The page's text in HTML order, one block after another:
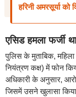
हरिनी अमरसूर्या को
एसिड हमला फर्जी
पुलिस के मुताबिक,
नियंत्रण कक्ष) में फोन
अधिकारी के अनुसार,
जिसमें उसने खुलासा